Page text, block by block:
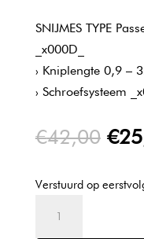
SNIJMES TYPE
_x000D_
› Kniplengte 0,9 –
› Schroefsysteem
€42,00 €
Verstuurd op